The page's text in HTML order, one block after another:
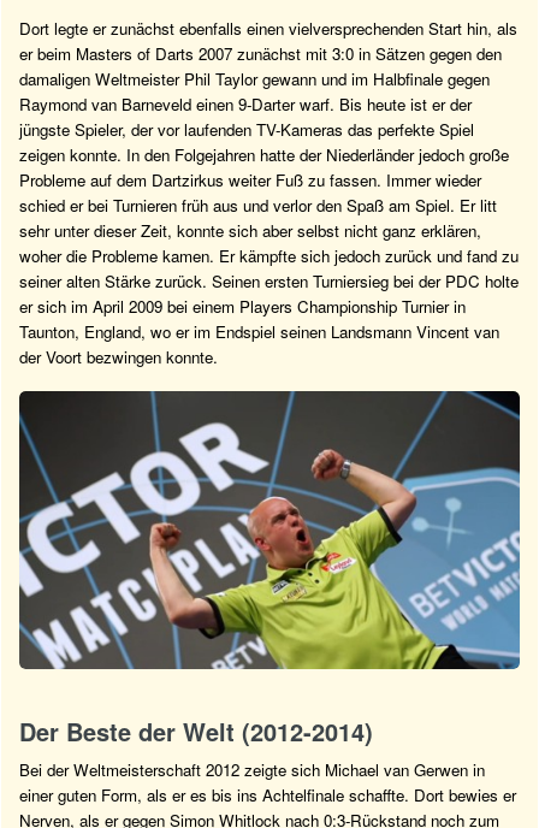
Dort legte er zunächst ebenfalls einen vielversprechenden Start hin, als
er beim Masters of Darts 2007 zunächst mit 3:0 in Sätzen gegen den
damaligen Weltmeister Phil Taylor gewann und im Halbfinale gegen
Raymond van Barneveld einen 9-Darter warf. Bis heute ist er der
jüngste Spieler, der vor laufenden TV-Kameras das perfekte Spiel
zeigen konnte. In den Folgejahren hatte der Niederländer jedoch große
Probleme auf dem Dartzirkus weiter Fuß zu fassen. Immer wieder
schied er bei Turnieren früh aus und verlor den Spaß am Spiel. Er litt
sehr unter dieser Zeit, konnte sich aber selbst nicht ganz erklären,
woher die Probleme kamen. Er kämpfte sich jedoch zurück und fand zu
seiner alten Stärke zurück. Seinen ersten Turniersieg bei der PDC holte
er sich im April 2009 bei einem Players Championship Turnier in
Taunton, England, wo er im Endspiel seinen Landsmann Vincent van
der Voort bezwingen konnte.
Der Beste der Welt (2012-2014)
Bei der Weltmeisterschaft 2012 zeigte sich Michael van Gerwen in
einer guten Form, als er es bis ins Achtelfinale schaffte. Dort bewies er
Nerven, als er gegen Simon Whitlock nach 0:3-Rückstand noch zum